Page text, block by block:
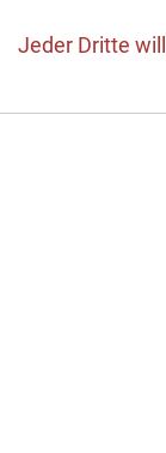
Next
Jeder Dritte